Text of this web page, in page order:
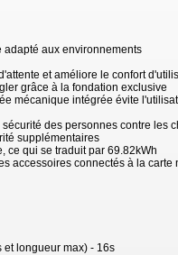
adapté aux environnements
et améliore le confort
grâce à la fondation exclusive
mécanique intégrée évite
des personnes contre les
supplémentaires
ce qui se traduit par 69.82kWh
accessoires connectés à la carte
longueur max) - 16s